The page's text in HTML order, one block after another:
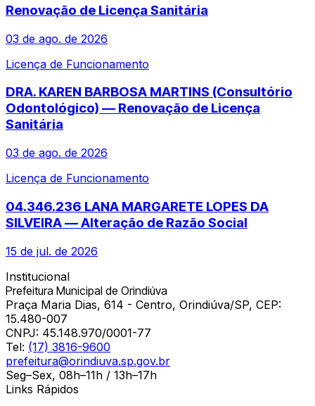
Renovação de Licença Sanitária
03 de ago. de 2026
Licença de Funcionamento
DRA. KAREN BARBOSA MARTINS (Consultório
Odontológico) — Renovação de Licença
Sanitária
03 de ago. de 2026
Licença de Funcionamento
04.346.236 LANA MARGARETE LOPES DA
SILVEIRA — Alteração de Razão Social
15 de jul. de 2026
Institucional
Prefeitura Municipal de Orindiúva
Praça Maria Dias, 614 - Centro, Orindiúva/SP, CEP:
15.480-007
CNPJ: 45.148.970/0001-77
Tel: (17) 3816-9600
prefeitura@orindiuva.sp.gov.br
Seg–Sex, 08h–11h / 13h–17h
Links Rápidos